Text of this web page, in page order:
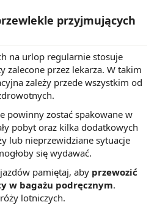
przyjmujących
na urlop regularnie stosuje
zalecone przez lekarza. W takim
zależy przede wszystkim od
powinny zostać spakowane w
pobyt oraz kilka dodatkowych
lub nieprzewidziane sytuacje
się wydawać.
pamiętaj, aby przewozić
w bagażu podręcznym.
lotniczych.